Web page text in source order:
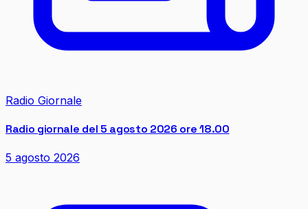
Radio Giornale
Radio giornale del 5 agosto 2026 ore 18.00
5 agosto 2026